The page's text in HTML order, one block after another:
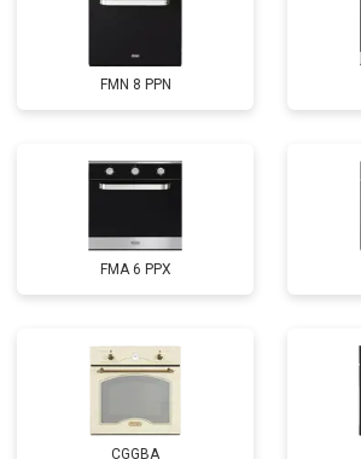
FMN 8 PPN
FMA 6 PPX
CGGBA